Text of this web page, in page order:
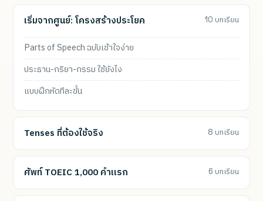
เริ่มจากศูนย์: โครงสร้างประโยค 10 บทเรียน
Parts of Speech ฉบับเข้าใจง่าย
ประธาน-กริยา-กรรม ใช้ยังไง
แบบฝึกหัดทีละขั้น
Tenses ที่ต้องใช้จริง 8 บทเรียน
ศัพท์ TOEIC 1,000 คำแรก 6 บทเรียน